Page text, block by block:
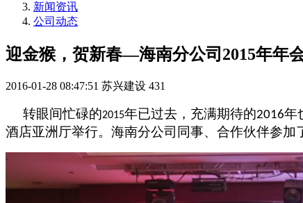
新闻资讯
公司动态
迎金猴，贺新春—海南分公司2015年年
2016-01-28 08:47:51 苏兴建设 431
转眼间忙碌的2015年已过去，充满期待的2016年
酒店亚洲厅举行。海南分公司同事、合作伙伴参加